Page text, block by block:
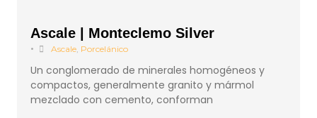
Ascale | Monteclemo Silver
• Ascale, Porcelánico
Un conglomerado de minerales homogéneos y
compactos, generalmente granito y mármol
mezclado con cemento, conforman